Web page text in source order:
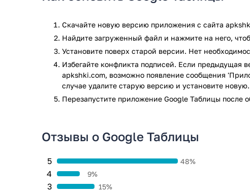
Скачайте новую версию приложения с сайта
Найдите загруженный файл и нажмите на него,
Установите поверх старой версии. Нет
Избегайте конфликта подписей. Если предыдущая
apkshki.com, возможно появление сообщения
случае удалите старую версию и установите новую.
Перезапустите приложениe Google Таблицы после
Отзывы о Google Таблицы
3 15%
4 9%
5 48%